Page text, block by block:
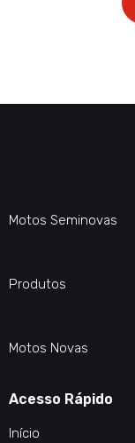
Motos Seminovas
Produtos
Motos Novas
Acesso Rápido
Início